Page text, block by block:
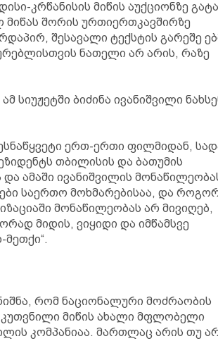
კრწანისის მიწის აუქციონზე
შორის ურთიერთკავშირზე
შესავალი ტექსტის გარეშე
ნათელი არ არის, რაზე
სიუჟეტში ბიძინა ივანიშვილი
ერთ-ერთი ფილმიდან,
თბილისის და ბათუმის
ამაში ივანიშვილის
საერთო მოხმარებისაა, და
მონაწილეობას არ მივიღებ,
მიდის, ვიყიდი და იმწამსვე
რომ ნაციონალური მოძრაობის
კუთვნილი მიწის ახალი მფლობელი
კომპანიაა. მართლაც არის თუ